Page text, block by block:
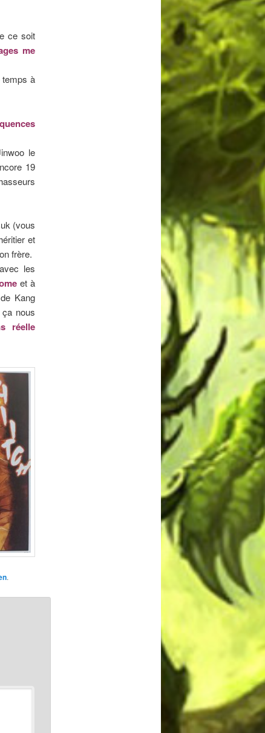
ce soit
me
temps à
le
19
(vous
et
frère.
les
et à
Kang
nous
réelle
.